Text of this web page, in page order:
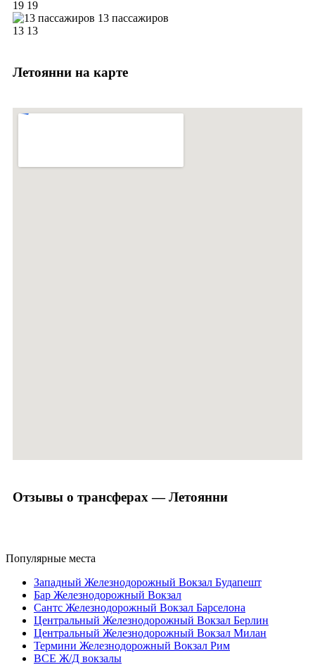
19 19
13 пассажиров
13 13
Летоянни на карте
Отзывы о трансферах — Летоянни
Популярные места
Западный Железнодорожный Вокзал Будапешт
Бар Железнодорожный Вокзал
Сантс Железнодорожный Вокзал Барселона
Центральный Железнодорожный Вокзал Берлин
Центральный Железнодорожный Вокзал Милан
Термини Железнодорожный Вокзал Рим
ВСЕ Ж/Д вокзалы